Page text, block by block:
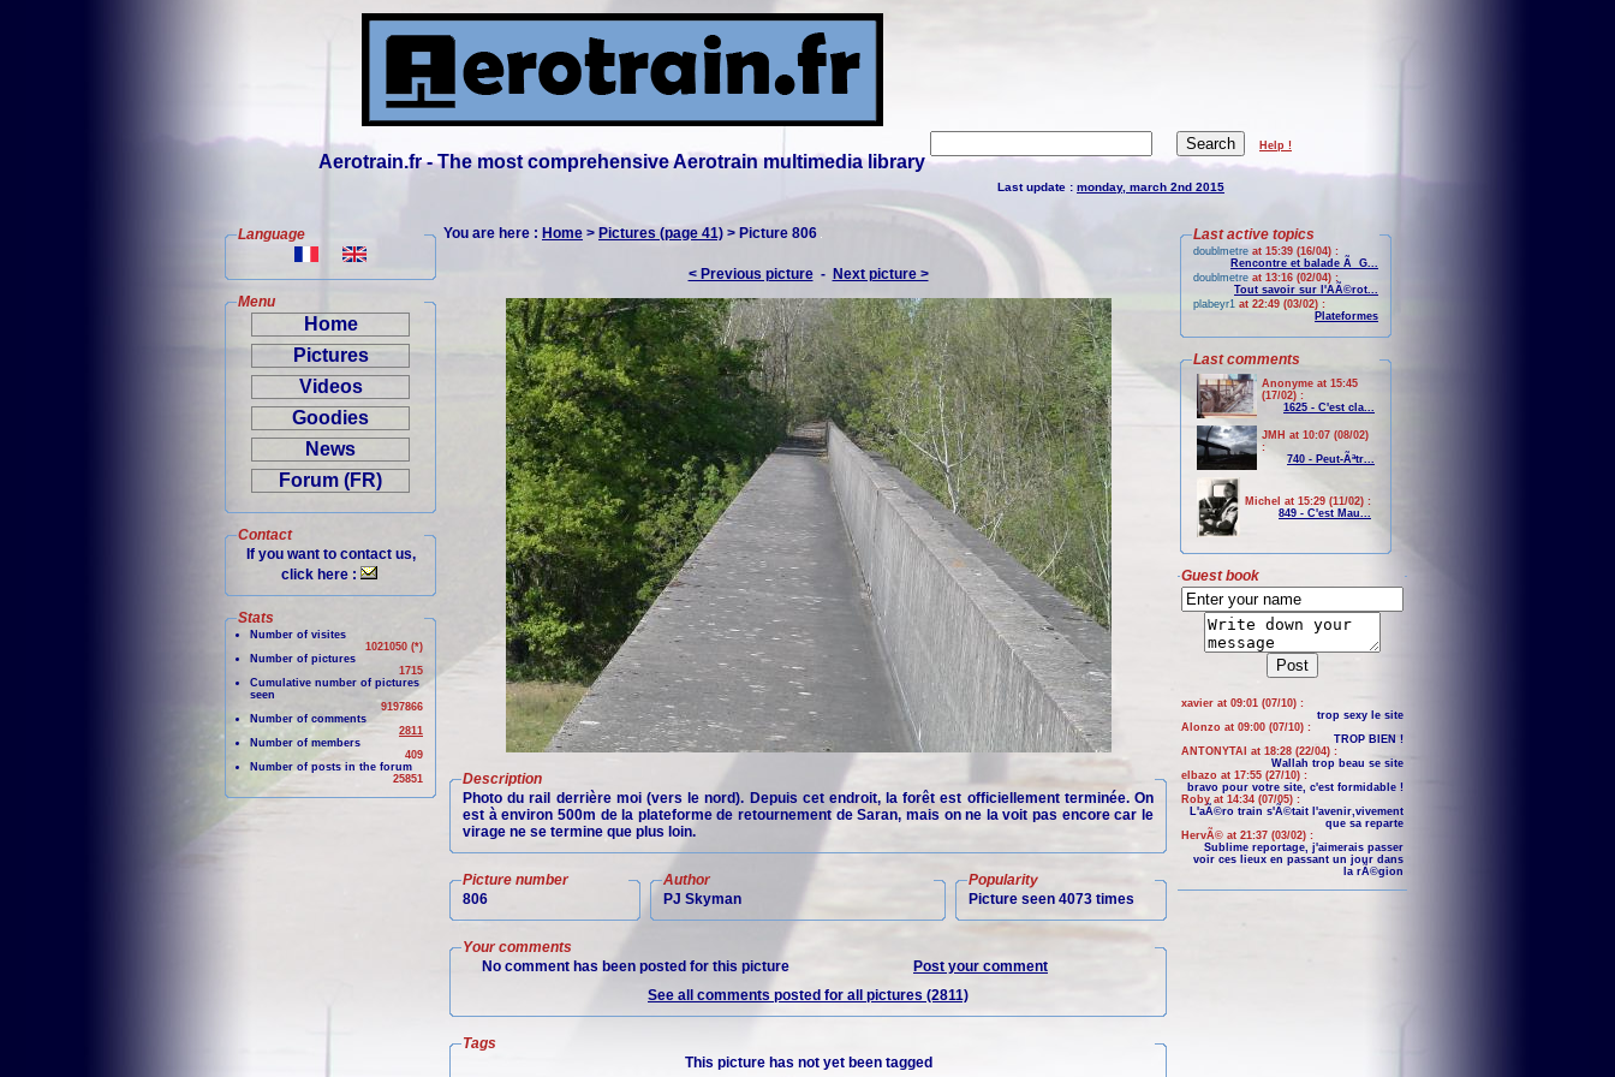
Aerotrain.fr - The most comprehensive Aerotrain multimedia library
Help !
Last update : monday, march 2nd 2015
Language
Menu
Home
Pictures
Videos
Goodies
News
Forum (FR)
Contact
If you want to contact us,
click here :
Stats
Number of visites
1021050 (*)
Number of pictures
1715
Cumulative number of pictures
seen
9197866
Number of comments
2811
Number of members
409
Number of posts in the forum
25851
You are here : Home > Pictures (page 41) > Picture 806
< Previous picture- Next picture >
Description
Photo du rail derrière moi (vers le nord). Depuis cet endroit, la forêt est officiellement terminée. On
est à environ 500m de la plateforme de retournement de Saran, mais on ne la voit pas encore car le
virage ne se termine que plus loin.
Picture number
806
Author
PJ Skyman
Popularity
Picture seen 4073 times
Your comments
No comment has been posted for this picture
Post your comment
See all comments posted for all pictures (2811)
Tags
This picture has not yet been tagged
Last active topics
doublmetre at 15:39 (16/04) :
Rencontre et balade Ã G...
doublmetre at 13:16 (02/04) :
Tout savoir sur l'AÃ©rot...
plabeyr1 at 22:49 (03/02) :
Plateformes
Last comments
Anonyme at 15:45
(17/02) :
1625 - C'est cla...
JMH at 10:07 (08/02)
:
740 - Peut-Ãªtr...
Michel at 15:29 (11/02) :
849 - C'est Mau...
Guest book
xavier at 09:01 (07/10) :
trop sexy le site
Alonzo at 09:00 (07/10) :
TROP BIEN !
ANTONYTAI at 18:28 (22/04) :
Wallah trop beau se site
elbazo at 17:55 (27/10) :
bravo pour votre site, c'est formidable !
Roby at 14:34 (07/05) :
L'aÃ©ro train s'Ã©tait l'avenir,vivement
que sa reparte
HervÃ© at 21:37 (03/02) :
Sublime reportage, j'aimerais passer
voir ces lieux en passant un jour dans
la rÃ©gion